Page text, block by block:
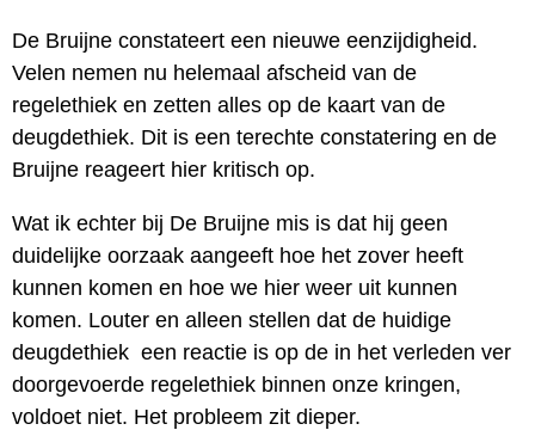
De Bruijne constateert een nieuwe eenzijdigheid.
Velen nemen nu helemaal afscheid van de
regelethiek en zetten alles op de kaart van de
deugdethiek. Dit is een terechte constatering en de
Bruijne reageert hier kritisch op.
Wat ik echter bij De Bruijne mis is dat hij geen
duidelijke oorzaak aangeeft hoe het zover heeft
kunnen komen en hoe we hier weer uit kunnen
komen. Louter en alleen stellen dat de huidige
deugdethiek een reactie is op de in het verleden ver
doorgevoerde regelethiek binnen onze kringen,
voldoet niet. Het probleem zit dieper.